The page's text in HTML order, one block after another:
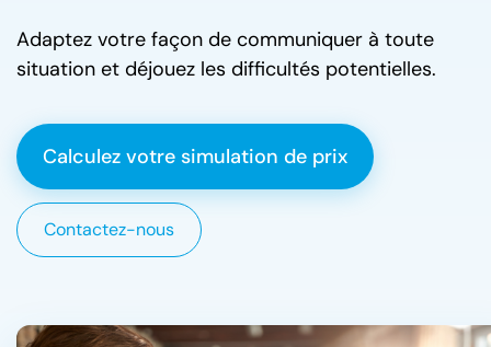
Adaptez votre façon de communiquer à toute
situation et déjouez les difficultés potentielles.
Calculez votre simulation de prix
Contactez-nous